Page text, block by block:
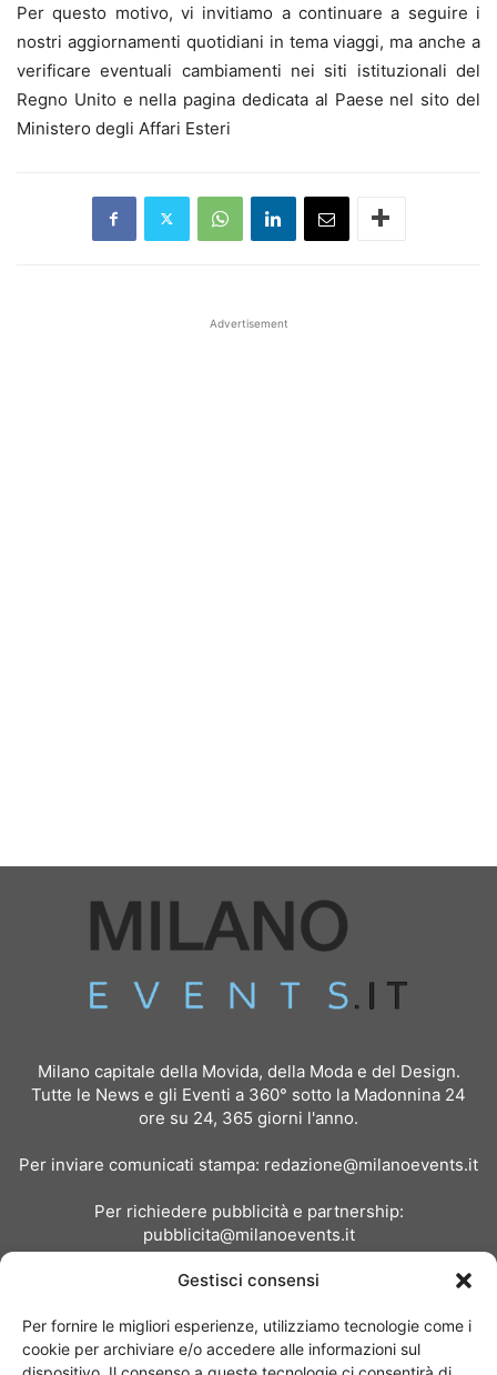
Gestisci consensi
Per fornire le migliori esperienze, utilizziamo tecnologie come i
cookie per archiviare e/o accedere alle informazioni sul
Per questo motivo, vi invitiamo a continuare a seguire i
nostri aggiornamenti quotidiani in tema viaggi, ma anche a
verificare eventuali cambiamenti nei siti istituzionali del
Regno Unito e nella pagina dedicata al Paese nel sito del
Ministero degli Affari Esteri
Advertisement
Milano capitale della Movida, della Moda e del Design.
Tutte le News e gli Eventi a 360° sotto la Madonnina 24
ore su 24, 365 giorni l'anno.
Per inviare comunicati stampa: redazione@milanoevents.it
Per richiedere pubblicità e partnership:
pubblicita@milanoevents.it